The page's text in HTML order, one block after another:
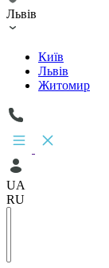
Львів
Київ
Львів
Житомир
UA
RU